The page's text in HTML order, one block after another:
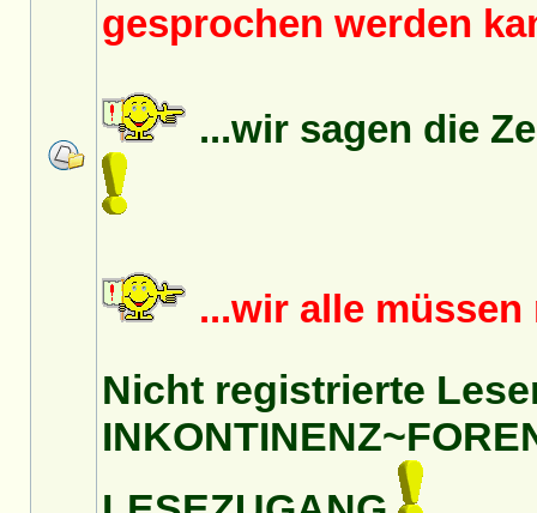
gesprochen werden
...wir sagen die
...wir alle
Nicht registrierte